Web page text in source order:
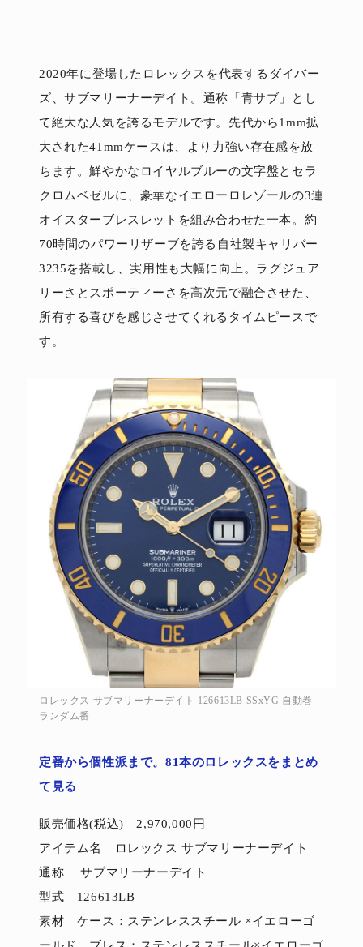
2020年に登場したロレックスを代表するダイバー
ズ、サブマリーナーデイト。通称「青サブ」とし
て絶大な人気を誇るモデルです。先代から1mm拡
大された41mmケースは、より力強い存在感を放
ちます。鮮やかなロイヤルブルーの文字盤とセラ
クロムベゼルに、豪華なイエローロレゾールの3連
オイスターブレスレットを組み合わせた一本。約
70時間のパワーリザーブを誇る自社製キャリバー
3235を搭載し、実用性も大幅に向上。ラグジュア
リーさとスポーティーさを高次元で融合させた、
所有する喜びを感じさせてくれるタイムピースで
す。
ロレックス サブマリーナーデイト 126613LB SSxYG 自動巻
ランダム番
定番から個性派まで。81本のロレックスをまとめ
て見る
販売価格(税込) 2,970,000円
アイテム名 ロレックス サブマリーナーデイト
通称 サブマリーナーデイト
型式 126613LB
素材 ケース：ステンレススチール ×イエローゴ